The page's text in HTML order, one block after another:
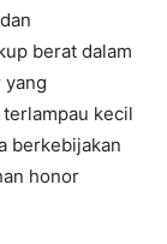
berat dalam
yang
kecil
berkebijakan
honor